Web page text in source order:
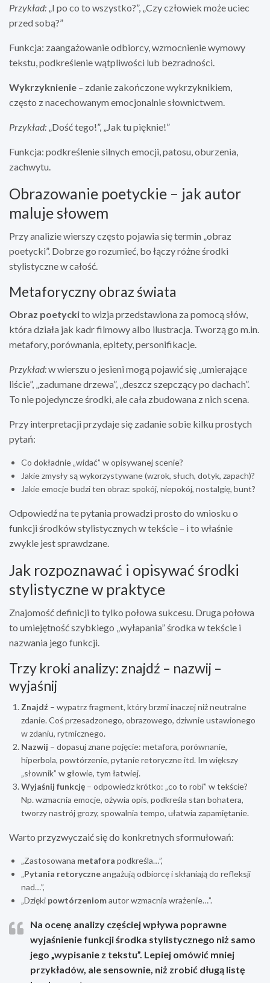
Przykład: „I po co to wszystko?”, „Czy człowiek może uciec
przed sobą?”
Funkcja: zaangażowanie odbiorcy, wzmocnienie wymowy
tekstu, podkreślenie wątpliwości lub bezradności.
Wykrzyknienie – zdanie zakończone wykrzyknikiem,
często z nacechowanym emocjonalnie słownictwem.
Przykład: „Dość tego!”, „Jak tu pięknie!”
Funkcja: podkreślenie silnych emocji, patosu, oburzenia,
zachwytu.
Obrazowanie poetyckie – jak autor
maluje słowem
Przy analizie wierszy często pojawia się termin „obraz
poetycki”. Dobrze go rozumieć, bo łączy różne środki
stylistyczne w całość.
Metaforyczny obraz świata
Obraz poetyckito wizja przedstawiona za pomocą słów,
która działa jak kadr filmowy albo ilustracja. Tworzą go m.in.
metafory, porównania, epitety, personifikacje.
Przykład:w wierszu o jesieni mogą pojawić się „umierające
liście”, „zadumane drzewa”, „deszcz szepczący po dachach”.
To nie pojedyncze środki, ale cała zbudowana z nich scena.
Przy interpretacji przydaje się zadanie sobie kilku prostych
pytań:
Co dokładnie „widać” w opisywanej scenie?
Jakie zmysły są wykorzystywane (wzrok, słuch, dotyk, zapach)?
Jakie emocje budzi ten obraz: spokój, niepokój, nostalgię, bunt?
Odpowiedź na te pytania prowadzi prosto do wniosku o
funkcji środków stylistycznych w tekście – i to właśnie
zwykle jest sprawdzane.
Jak rozpoznawać i opisywać środki
stylistyczne w praktyce
Znajomość definicji to tylko połowa sukcesu. Druga połowa
to umiejętność szybkiego „wyłapania” środka w tekście i
nazwania jego funkcji.
Trzy kroki analizy: znajdź – nazwij –
wyjaśnij
Znajdź – wypatrz fragment, który brzmi inaczej niż neutralne
zdanie. Coś przesadzonego, obrazowego, dziwnie ustawionego
w zdaniu, rytmicznego.
Nazwij – dopasuj znane pojęcie: metafora, porównanie,
hiperbola, powtórzenie, pytanie retoryczne itd. Im większy
„słownik” w głowie, tym łatwiej.
Wyjaśnij funkcję – odpowiedz krótko: „co to robi” w tekście?
Np. wzmacnia emocje, ożywia opis, podkreśla stan bohatera,
tworzy nastrój grozy, spowalnia tempo, ułatwia zapamiętanie.
Warto przyzwyczaić się do konkretnych sformułowań:
„Zastosowana metafora podkreśla…”,
„Pytania retoryczneangażują odbiorcę i skłaniają do refleksji
nad…”,
„Dzięki powtórzeniomautor wzmacnia wrażenie…”.
Na ocenę analizy częściej wpływa poprawne
wyjaśnienie funkcji środka stylistycznego niż samo
jego „wypisanie z tekstu”. Lepiej omówić mniej
przykładów, ale sensownie, niż zrobić długą listę